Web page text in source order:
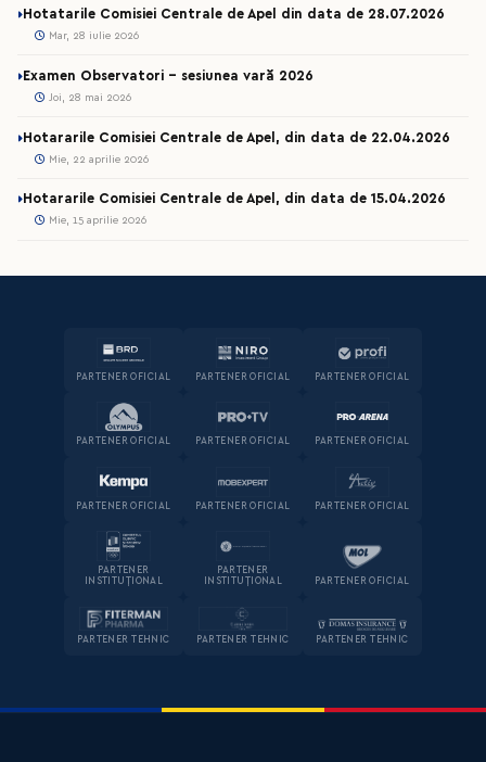
Hotatarile Comisiei Centrale de Apel din data de 28.07.2026
Mar, 28 iulie 2026
Examen Observatori - sesiunea vară 2026
Joi, 28 mai 2026
Hotararile Comisiei Centrale de Apel, din data de 22.04.2026
Mie, 22 aprilie 2026
Hotararile Comisiei Centrale de Apel, din data de 15.04.2026
Mie, 15 aprilie 2026
PARTENER OFICIAL PARTENER OFICIAL PARTENER OFICIAL
PARTENER OFICIAL PARTENER OFICIAL PARTENER OFICIAL
PARTENER OFICIAL PARTENER OFICIAL PARTENER OFICIAL
PARTENER
INSTITUȚIONAL
PARTENER
INSTITUȚIONAL
PARTENER OFICIAL
PARTENER TEHNIC PARTENER TEHNIC PARTENER TEHNIC